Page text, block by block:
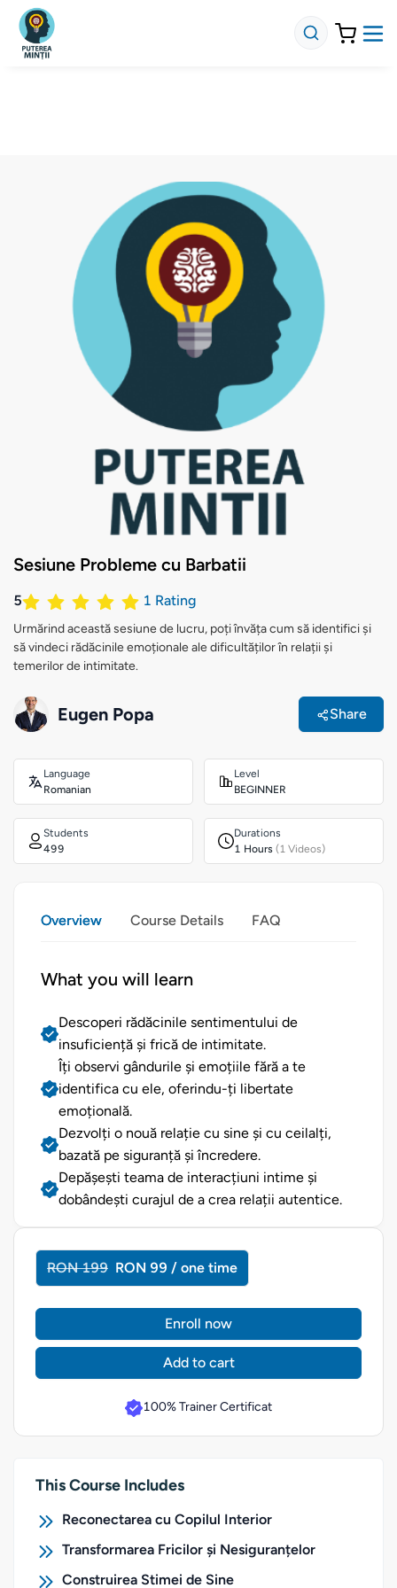
Sesiune Probleme cu Barbatii
5 1 Rating
Urmărind această sesiune de lucru, poți învăța cum să identifici și
să vindeci rădăcinile emoționale ale dificultăților în relații și
temerilor de intimitate.
Eugen Popa Share
Language
Romanian
Level
BEGINNER
Students
499
Durations
1 Hours (1 Videos)
Overview Course Details FAQ
What you will learn
Descoperi rădăcinile sentimentului de
insuficiență și frică de intimitate.
Îți observi gândurile și emoțiile fără a te
identifica cu ele, oferindu-ți libertate
emoțională.
Dezvolți o nouă relație cu sine și cu ceilalți,
bazată pe siguranță și încredere.
Depășești teama de interacțiuni intime și
dobândești curajul de a crea relații autentice.
RON 199 RON 99 / one time
Enroll now
Add to cart
100% Trainer Certificat
This Course Includes
Reconectarea cu Copilul Interior
Transformarea Fricilor și Nesiguranțelor
Construirea Stimei de Sine